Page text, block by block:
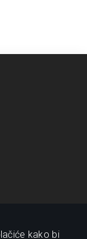
kako bi